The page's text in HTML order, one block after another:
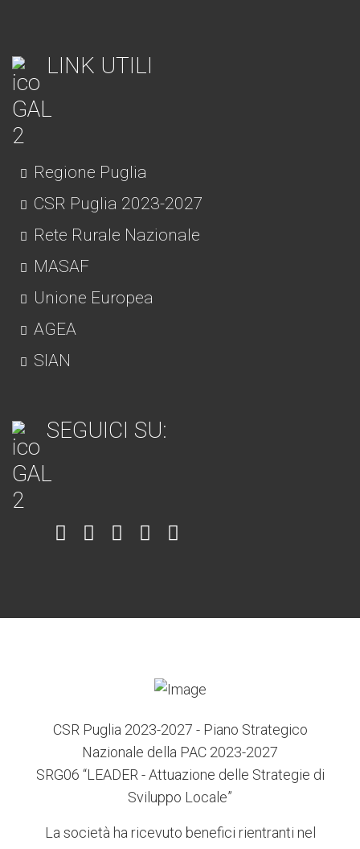
LINK UTILI
Regione Puglia
CSR Puglia 2023-2027
Rete Rurale Nazionale
MASAF
Unione Europea
AGEA
SIAN
SEGUICI SU:
Item Item Item Item
CSR Puglia 2023-2027 - Piano Strategico
Nazionale della PAC 2023-2027
SRG06 “LEADER - Attuazione delle Strategie di
Sviluppo Locale”
La società ha ricevuto benefici rientranti nel